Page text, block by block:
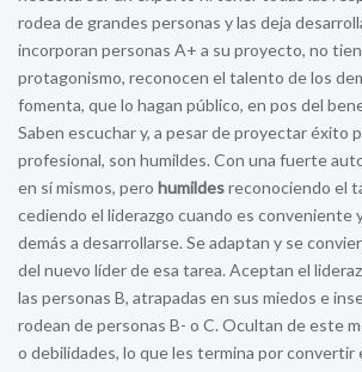
rodea de grandes personas y las deja
incorporan personas A+ a su proyecto, no
protagonismo, reconocen el talento de los
fomenta, que lo hagan público, en pos del
Saben escuchar y, a pesar de proyectar éxito
profesional, son humildes. Con una fuerte
en sí mismos, pero humildesreconociendo el
cediendo el liderazgo cuando es conveniente
demás a desarrollarse. Se adaptan y se
del nuevo líder de esa tarea. Aceptan el
las personas B, atrapadas en sus miedos e
rodean de personas B- o C. Ocultan de este
o debilidades, lo que les termina por convertir